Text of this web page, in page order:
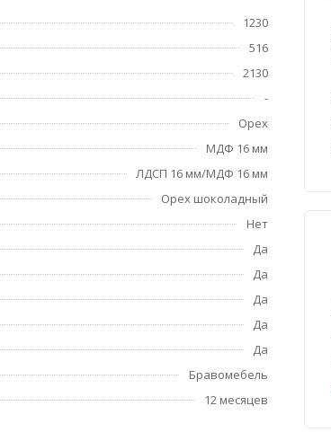
1230
516
2130
-
Орех
МДФ 16 мм
ЛДСП 16 мм/МДФ 16 мм
Орех шоколадный
Нет
Да
Да
Да
Да
Да
Бравомебель
12 месяцев